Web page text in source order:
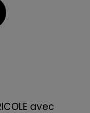
avec